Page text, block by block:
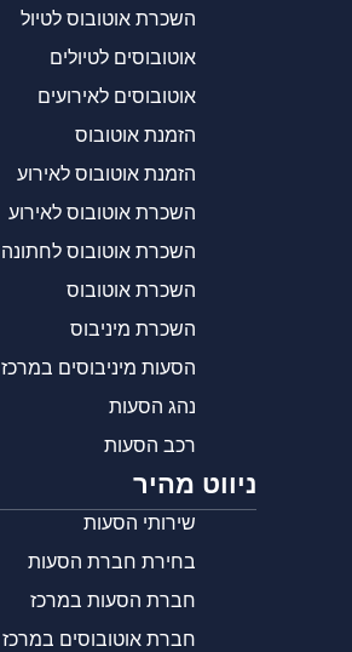
השכרת אוטובוס לטיול
אוטובוסים לטיולים
אוטובוסים לאירועים
הזמנת אוטובוס
הזמנת אוטובוס לאירוע
השכרת אוטובוס לאירוע
השכרת אוטובוס לחתונה
השכרת אוטובוס
השכרת מיניבוס
הסעות מיניבוסים במרכז
נהג הסעות
רכב הסעות
ניווט מהיר
שירותי הסעות
בחירת חברת הסעות
חברת הסעות במרכז
חברת אוטובוסים במרכז